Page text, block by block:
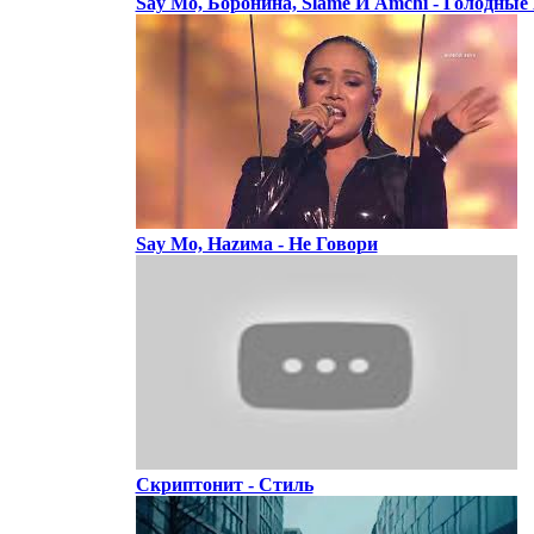
Say Mo, Hаzима - Не Говори
Скриптонит - Стиль